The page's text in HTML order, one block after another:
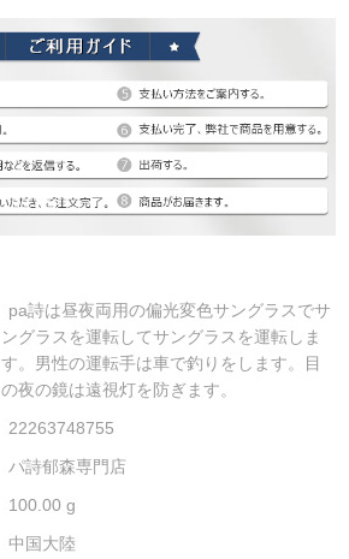
pa詩は昼夜両用の偏光変色サングラスでサ
ングラスを運転してサングラスを運転しま
す。男性の運転手は車で釣りをします。目
の夜の鏡は遠視灯を防ぎます。
22263748755
パ詩郁森専門店
100.00 g
中国大陸